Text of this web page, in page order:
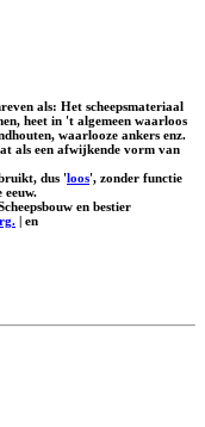
als: Het scheepsmateriaal
heet in 't algemeen waarloos
waarlooze ankers enz.
als een afwijkende vorm van
dus 'loos', zonder functie
en bestier
| en